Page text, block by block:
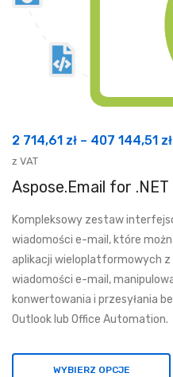
2 714,61 zł – 407 144,51 zł
z VAT
Aspose.Email for .NET
Kompleksowy zestaw
wiadomości e-mail, które
aplikacji wieloplatformowych
wiadomości e-mail,
konwertowania i przesyłania
Outlook lub Office Automation.
WYBIERZ OPCJE